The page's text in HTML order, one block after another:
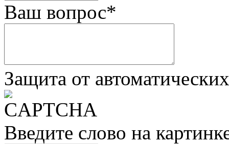
Ваш вопрос*
Защита от
Введите слово на